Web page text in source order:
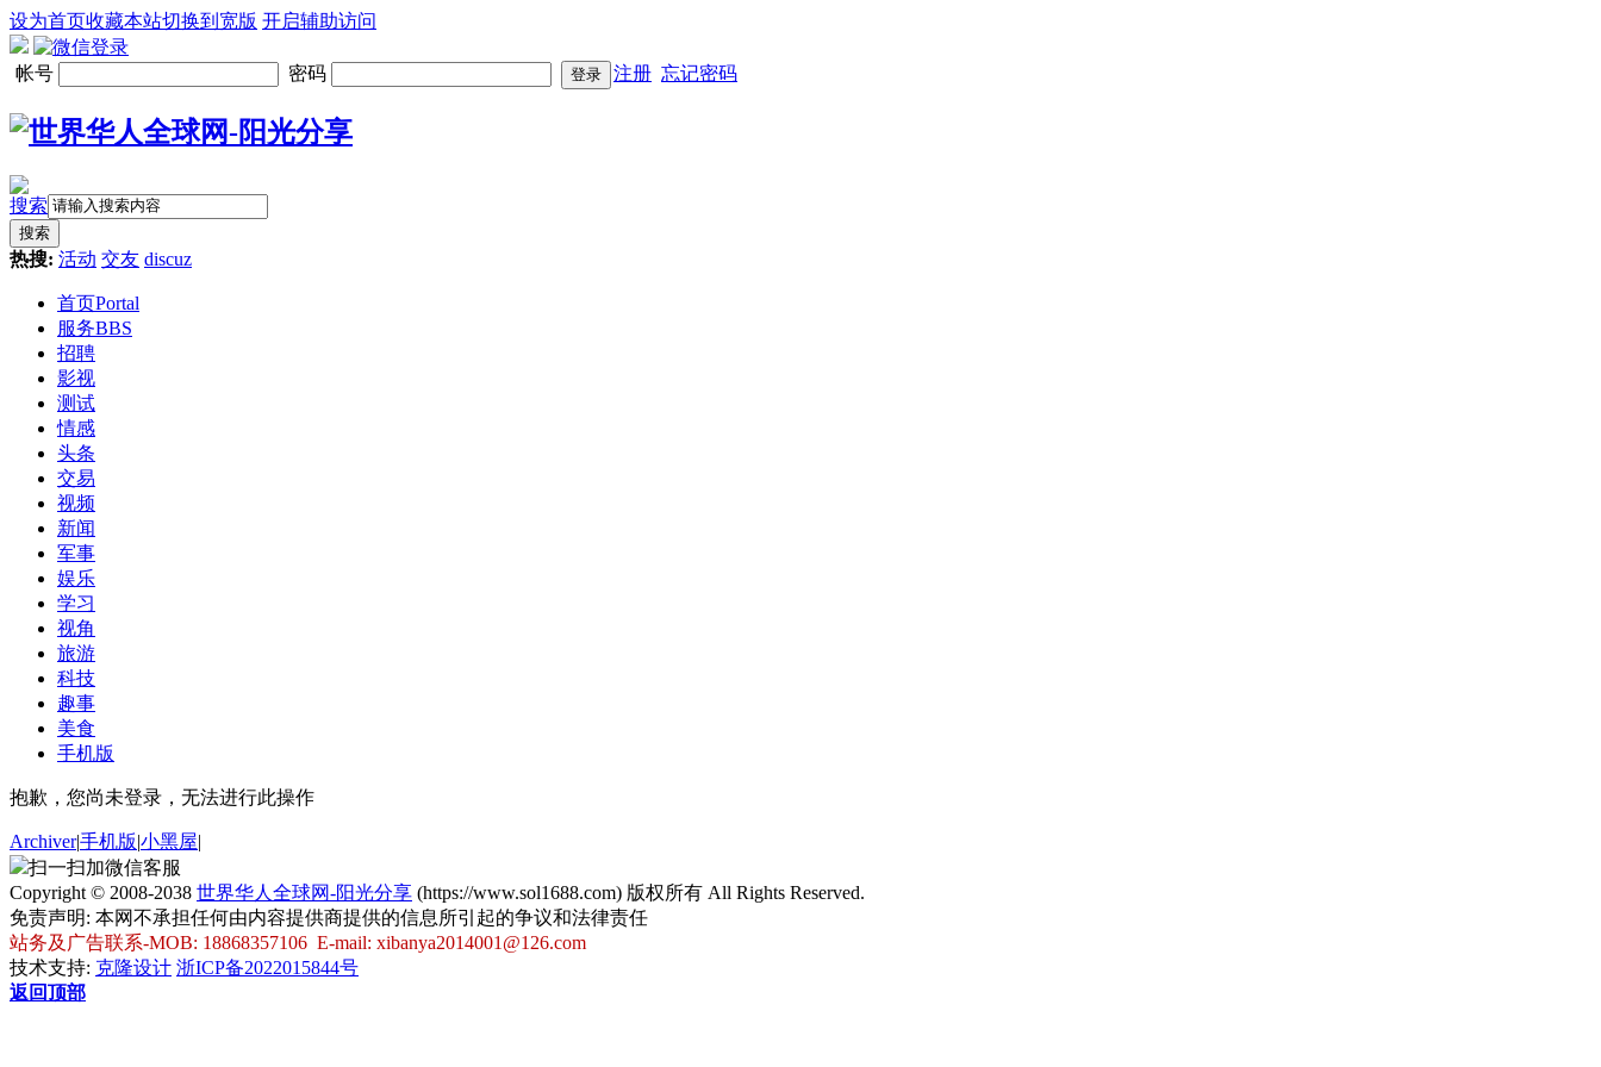
设为首页收藏本站切换到宽版 开启辅助访问
帐号 密码 登录 注册 忘记密码
搜索
搜索
热搜: 活动 交友 discuz
首页Portal
服务BBS
招聘
影视
测试
情感
头条
交易
视频
新闻
军事
娱乐
学习
视角
旅游
科技
趣事
美食
手机版
抱歉，您尚未登录，无法进行此操作
Archiver|手机版|小黑屋|
扫一扫加微信客服
Copyright © 2008-2038 世界华人全球网-阳光分享 (https://www.sol1688.com) 版权所有 All Rights Reserved.
免责声明: 本网不承担任何由内容提供商提供的信息所引起的争议和法律责任
站务及广告联系-MOB: 18868357106 E-mail: xibanya2014001@126.com
技术支持: 克隆设计 浙ICP备2022015844号
返回顶部